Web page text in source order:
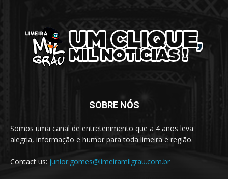
SOBRE NÓS
Somos uma canal de entretenimento que a 4 anos leva
alegria, informação e humor para toda limeira e região.
Contact us: junior.gomes@limeiramilgrau.com.br